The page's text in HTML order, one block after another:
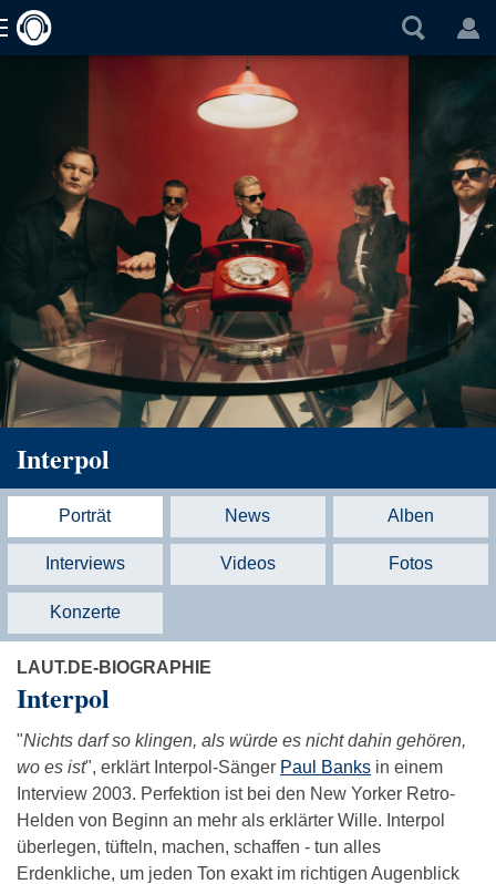
Interpol
Porträt News Alben
Interviews Videos Fotos
Konzerte
LAUT.DE-BIOGRAPHIE
Interpol
"Nichts darf so klingen, als würde es nicht dahin gehören,
wo es ist", erklärt Interpol-Sänger Paul Banks in einem
Interview 2003. Perfektion ist bei den New Yorker Retro-
Helden von Beginn an mehr als erklärter Wille. Interpol
überlegen, tüfteln, machen, schaffen - tun alles
Erdenkliche, um jeden Ton exakt im richtigen Augenblick